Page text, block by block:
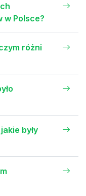
w Polsce?
różni
były